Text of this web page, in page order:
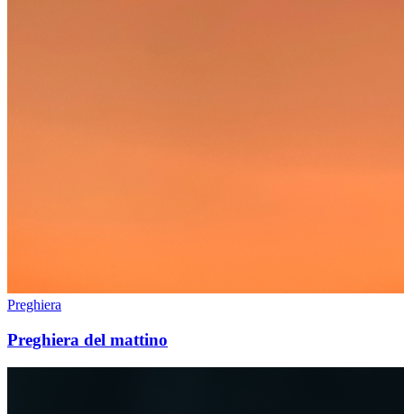
Preghiera
Preghiera del mattino